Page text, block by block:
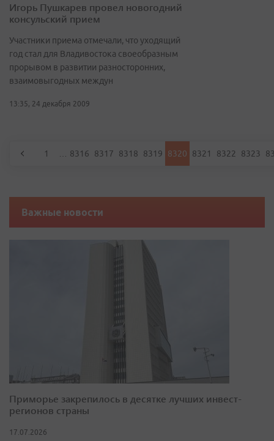
Игорь Пушкарев провел новогодний
консульский прием
Участники приема отмечали, что уходящий
год стал для Владивостока своеобразным
прорывом в развитии разносторонних,
взаимовыгодных междун
13:35, 24 декабря 2009
1 … 8316 8317 8318 8319 8320 8321 8322 8323
Важные новости
Приморье закрепилось в десятке лучших инвест-
регионов страны
17.07.2026